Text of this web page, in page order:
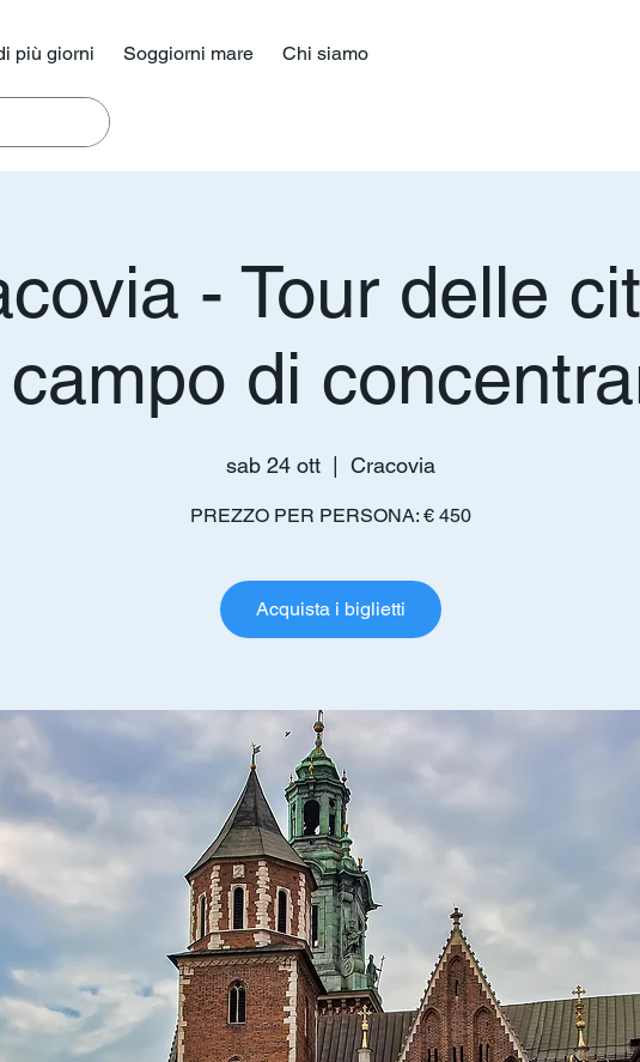
più giorni Soggiorni mare Chi siamo
- Tour delle
di
sab 24 ott
  |
Cracovia
PREZZO PER PERSONA: € 450
Acquista i biglietti